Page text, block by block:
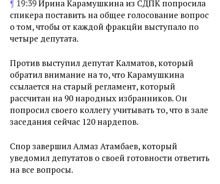
¶ 19:39Ирина Карамушкина из СДПК попросила
спикера поставить на общее голосование вопрос
о том, чтобы от каждой фракцйи выступало по
четыре депутата.
Против выступил депутат Калматов, который
обратил внимание на то, что Карамушкина
ссылается на старый регламент, который
рассчитан на 90 народных избранников. Он
попросил своего коллегу учитывать то, что в зале
заседания сейчас 120 нардепов.
Спор завершил Алмаз Атамбаев, который
уведомил депутатов о своей готовности ответить
на все вопросы.